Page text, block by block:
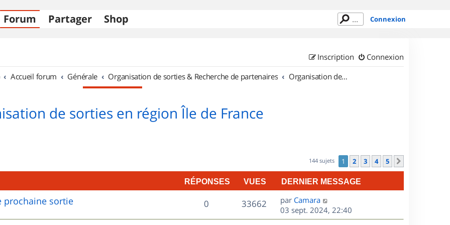
Forum Partager Shop Connexion
Connexion
Inscription
Accueil forum Générale Organisation de sorties & Recherche de partenaires Organisation de sorties en région Île de France
de sorties en région Île de France
144 sujets 1 2 3 4 5
RÉPONSES VUES DERNIER MESSAGE
prochaine sortie 0R
é
33662V
u
D
e
r
par Camara
03 sept. 2024, 22:40